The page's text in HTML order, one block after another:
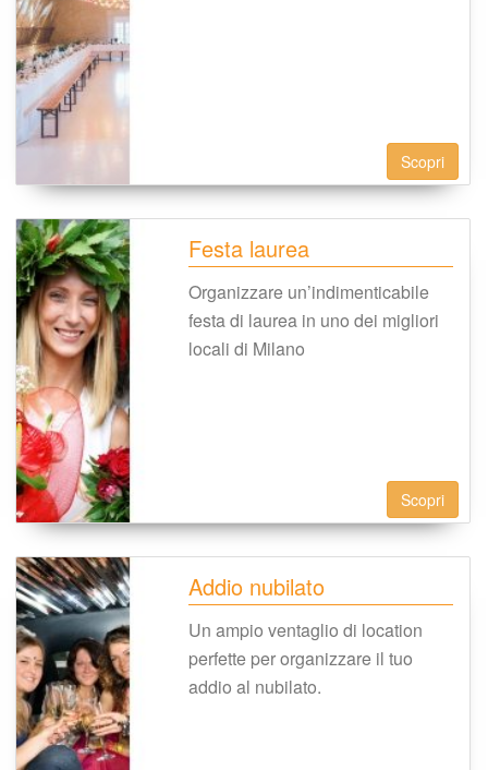
Scopri
Festa laurea
Organizzare un’indimenticabile
festa di laurea in uno dei migliori
locali di Milano
Scopri
Addio nubilato
Un ampio ventaglio di location
perfette per organizzare il tuo
addio al nubilato.